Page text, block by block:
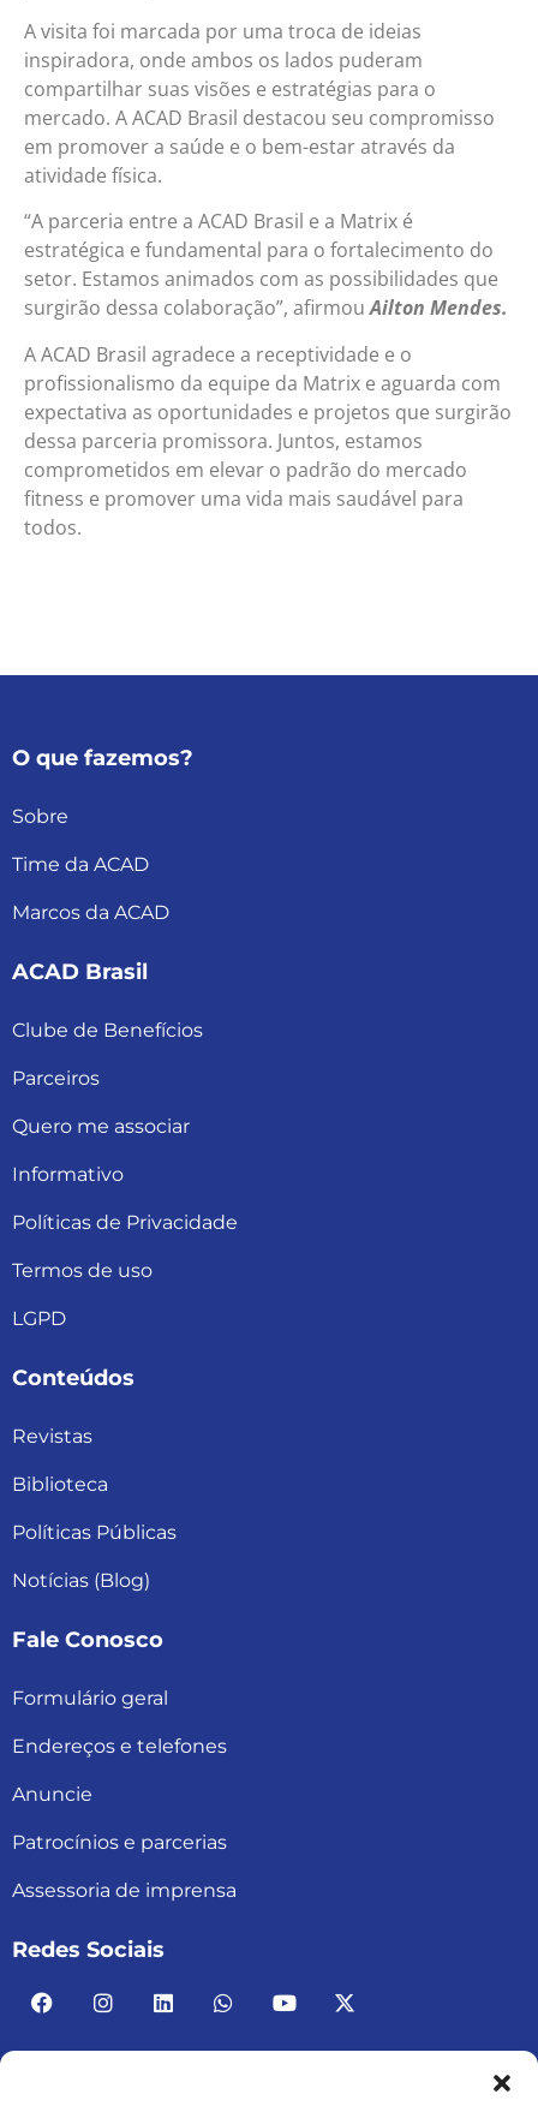
A visita foi marcada por uma troca de ideias
inspiradora, onde ambos os lados puderam
compartilhar suas visões e estratégias para o
mercado. A ACAD Brasil destacou seu compromisso
em promover a saúde e o bem-estar através da
atividade física.
“A parceria entre a ACAD Brasil e a Matrix é
estratégica e fundamental para o fortalecimento do
setor. Estamos animados com as possibilidades que
surgirão dessa colaboração”, afirmouAilton Mendes.
A ACAD Brasil agradece a receptividade e o
profissionalismo da equipe da Matrix e aguarda com
expectativa as oportunidades e projetos que surgirão
dessa parceria promissora. Juntos, estamos
comprometidos em elevar o padrão do mercado
fitness e promover uma vida mais saudável para
todos.
O que fazemos?
Sobre
Time da ACAD
Marcos da ACAD
ACAD Brasil
Clube de Benefícios
Parceiros
Quero me associar
Informativo
Políticas de Privacidade
Termos de uso
LGPD
Conteúdos
Revistas
Biblioteca
Políticas Públicas
Notícias (Blog)
Fale Conosco
Formulário geral
Endereços e telefones
Anuncie
Patrocínios e parcerias
Assessoria de imprensa
Redes Sociais